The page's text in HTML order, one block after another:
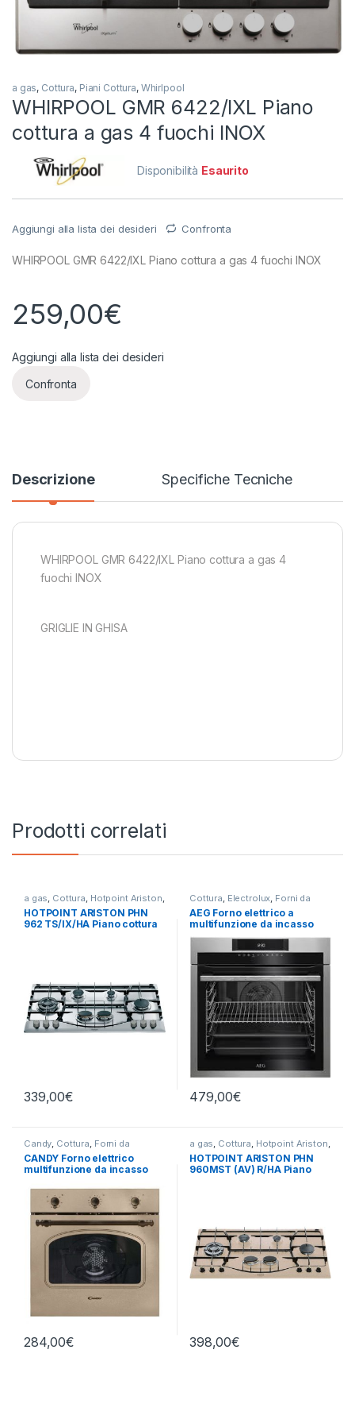
a gas, Cottura, Piani Cottura, Whirlpool
WHIRPOOL GMR 6422/IXL Piano
cottura a gas 4 fuochi INOX
Disponibilità Esaurito
Aggiungi alla lista dei desideri Confronta
WHIRPOOL GMR 6422/IXL Piano cottura a gas 4 fuochi INOX
259,00€
Aggiungi alla lista dei desideri
Confronta
Descrizione Specifiche Tecniche
WHIRPOOL GMR 6422/IXL Piano cottura a gas 4
fuochi INOX
GRIGLIE IN GHISA
Prodotti correlati
a gas, Cottura, Hotpoint Ariston,
Piani Cottura
HOTPOINT ARISTON PHN
962 TS/IX/HA Piano cottura
339,00€
Cottura, Electrolux, Forni da
Incasso
AEG Forno elettrico a
multifunzione da incasso
BEE 641222M
479,00€
Candy, Cottura, Forni da
Incasso
CANDY Forno elettrico
multifunzione da incasso
284,00€
a gas, Cottura, Hotpoint Ariston,
Piani Cottura
HOTPOINT ARISTON PHN
960MST (AV) R/HA Piano
398,00€